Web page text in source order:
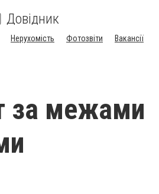
Довідник
Нерухомість Фотозвіти Вакансії
за межами